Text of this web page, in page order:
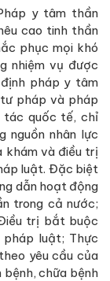
y tâm thần
cao tinh thần
phục mọi khó
nhiệm vụ được
pháp y tâm
pháp và pháp
tác quốc tế, chỉ
nguồn nhân lực
khám và điều trị
luật. Đặc biệt
dẫn hoạt động
trong cả nước;
trị bắt buộc
luật; Thực
yêu cầu của
chữa bệnh